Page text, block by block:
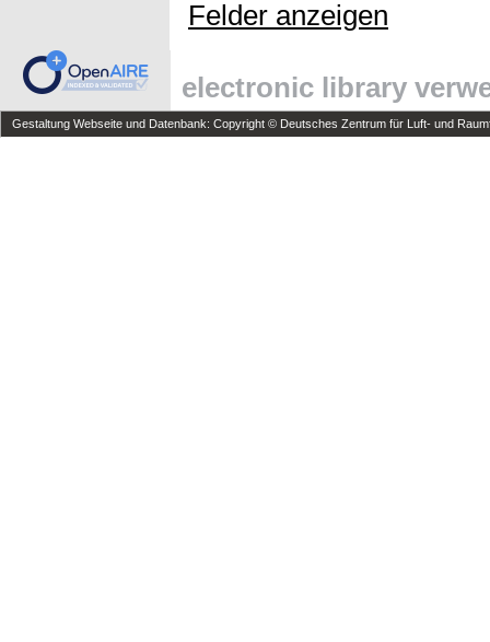
Felder anzeigen
electronic library
Gestaltung Webseite und Datenbank: Copyright © Deutsches Zentrum für Luft- und